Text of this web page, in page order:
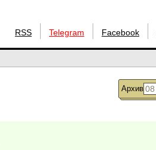
RSS Telegram Facebook
Архив